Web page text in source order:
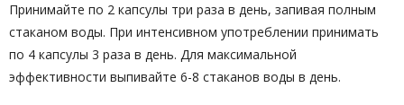
Принимайте по 2 капсулы три раза в день, запивая полным
стаканом воды. При интенсивном употреблении принимать
по 4 капсулы 3 раза в день. Для максимальной
эффективности выпивайте 6-8 стаканов воды в день.